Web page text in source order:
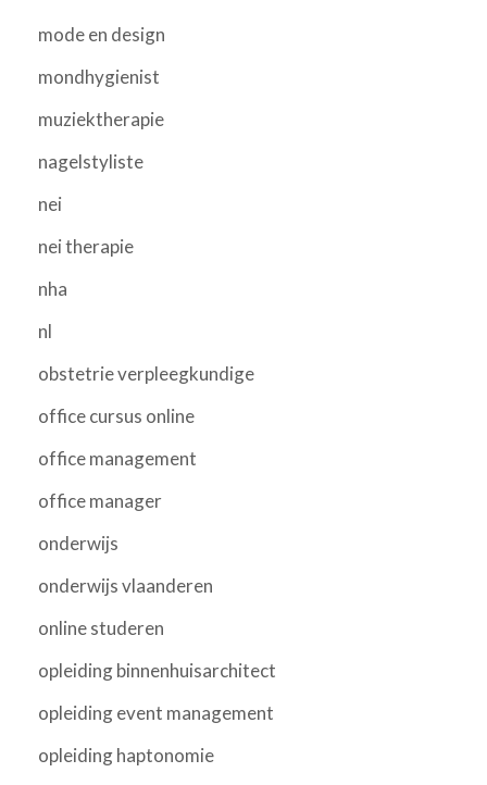
mode en design
mondhygienist
muziektherapie
nagelstyliste
nei
nei therapie
nha
nl
obstetrie verpleegkundige
office cursus online
office management
office manager
onderwijs
onderwijs vlaanderen
online studeren
opleiding binnenhuisarchitect
opleiding event management
opleiding haptonomie